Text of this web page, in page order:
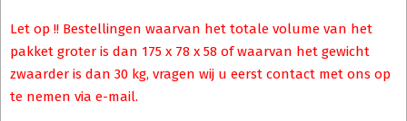
Let op !! Bestellingen waarvan het totale volume van het
pakket groter is dan 175 x 78 x 58 of waarvan het gewicht
zwaarder is dan 30 kg, vragen wij u eerst contact met ons op
te nemen via e-mail.